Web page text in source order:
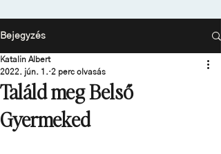
Bejegyzés
Találd meg Belső
Gyermeked
Katalin Albert
2022. jún. 1. 2 perc olvasás